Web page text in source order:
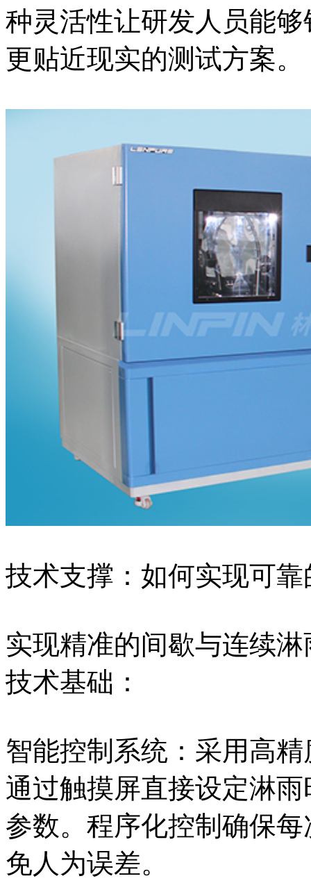
种灵活性让研发人员能
更贴近现实的测试方案。
技术支撑：如何实现可
实现精准的间歇与连续
技术基础：
智能控制系统：采用高
通过触摸屏直接设定淋
参数。程序化控制确保
免人为误差。